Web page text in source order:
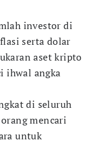
investor di
serta dolar
aset kripto
ihwal angka
di seluruh
mencari
untuk